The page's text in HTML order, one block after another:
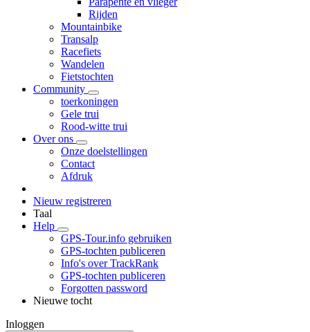
Rijden
Mountainbike
Transalp
Racefiets
Wandelen
Fietstochten
Community
toerkoningen
Gele trui
Rood-witte trui
Over ons
Onze doelstellingen
Contact
Afdruk
Nieuw registreren
Taal
Help
GPS-Tour.info gebruiken
GPS-tochten publiceren
Info's over TrackRank
GPS-tochten publiceren
Forgotten password
Nieuwe tocht
Inloggen